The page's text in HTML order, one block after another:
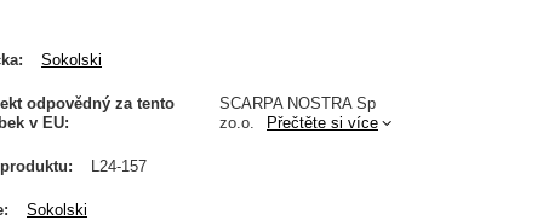
Sokolski
odpovědný za tento
v EU
SCARPA NOSTRA Sp
zo.o.
Přečtěte si více
L24-157
Sokolski